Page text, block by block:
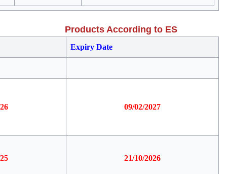
Products According to ES
Expiry Date
09/02/2027
21/10/2026